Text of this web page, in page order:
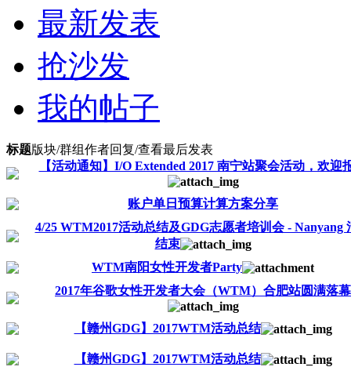
最新发表
抢沙发
我的帖子
标题版块/群组作者回复/查看最后发表
【活动通知】I/O Extended 2017 南宁站聚会活动，欢迎
账户单日预算计算方案分享
4/25 WTM2017活动总结及GDG志愿者培训会 - Nanyang
结束
WTM南阳女性开发者Party
2017年谷歌女性开发者大会（WTM）合肥站圆满落幕
【赣州GDG】2017WTM活动总结
【赣州GDG】2017WTM活动总结